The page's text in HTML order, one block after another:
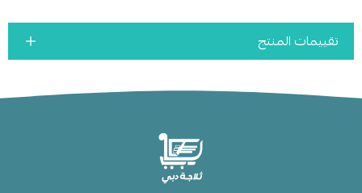
تقييمات المنتج